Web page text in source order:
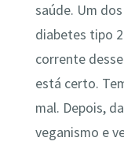
saúde. Um
diabetes tipo
corrente
está certo.
mal. Depois,
veganismo e